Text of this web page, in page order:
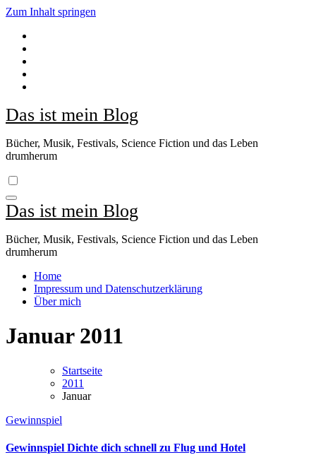
Zum Inhalt springen
Das ist mein Blog
Bücher, Musik, Festivals, Science Fiction und das Leben
drumherum
Das ist mein Blog
Bücher, Musik, Festivals, Science Fiction und das Leben
drumherum
Home
Impressum und Datenschutzerklärung
Über mich
Januar 2011
Startseite
2011
Januar
Gewinnspiel
Gewinnspiel Dichte dich schnell zu Flug und Hotel